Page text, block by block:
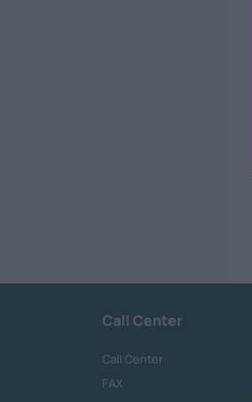
Call Center
Call Center
FAX